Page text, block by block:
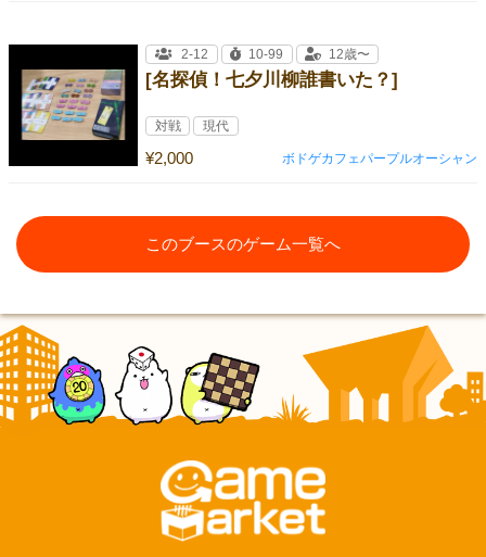
[名探偵！七夕川柳誰書いた？]
¥2,000
2-12 10-99 12歳〜
対戦 現代
ボドゲカフェパープルオーシャン
このブースのゲーム一覧へ